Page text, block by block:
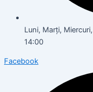
Luni, Marți,
14:00
Facebook